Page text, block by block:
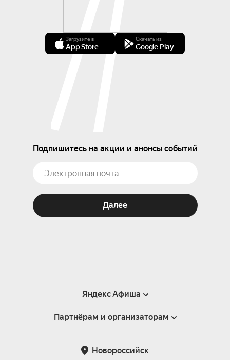
Загрузите в
App Store
Скачать из
Google Play
Подпишитесь на акции и анонсы событий
Далее
Яндекс Афиша
Справка
Подарочные сертификаты
Партнёрам и организаторам
Новороссийск